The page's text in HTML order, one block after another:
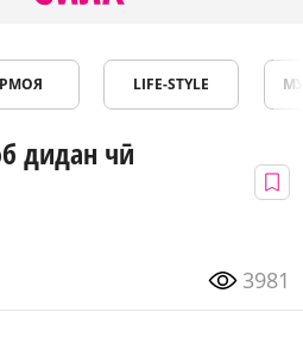
LIFE-STYLE
дидан чӣ
3981